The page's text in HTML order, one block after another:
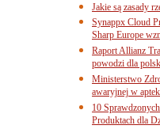
Jakie są zasady
Synappx Cloud
Sharp Europe
Raport Allianz
powodzi dla
Ministerstwo
awaryjnej w
10
Produktach dla